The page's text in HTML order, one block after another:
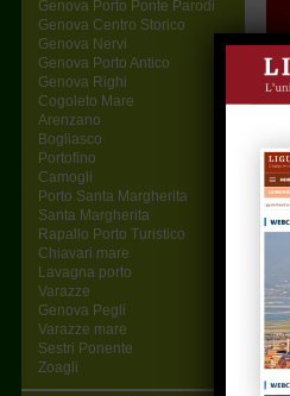
Genova Porto Ponte Parodi
Genova Centro Storico
Genova Nervi
Genova Porto Antico
Genova Righi
Cogoleto Mare
Arenzano
Bogliasco
Portofino
Camogli
Porto Santa Margherita
Santa Margherita
Rapallo Porto Turistico
Chiavari mare
Lavagna porto
Varazze
Genova Pegli
Varazze mare
Sestri Ponente
Zoagli